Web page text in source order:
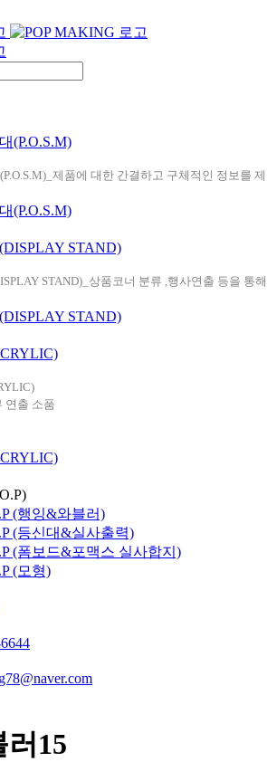
(P.O.S.M)
제품에 대한 간결하고 구체적인 정보를
(P.O.S.M)
STAND)
STAND)_상품코너 분류 ,행사연출 등을 통
STAND)
연출 소품
(행잉&와블러)
(등신대&실사출력)
(폼보드&포맥스 실사합지)
(모형)
15